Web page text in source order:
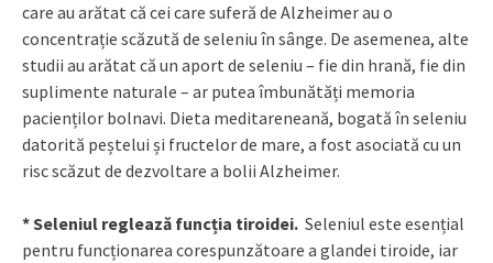
care au arătat că cei care suferă de Alzheimer au o
concentrație scăzută de seleniu în sânge. De asemenea, alte
studii au arătat că un aport de seleniu – fie din hrană, fie din
suplimente naturale – ar putea îmbunătăți memoria
pacienților bolnavi. Dieta meditareneană, bogată în seleniu
datorită peștelui și fructelor de mare, a fost asociată cu un
risc scăzut de dezvoltare a bolii Alzheimer.
* Seleniul reglează funcția tiroidei. Seleniul este esențial
pentru funcționarea corespunzătoare a glandei tiroide, iar